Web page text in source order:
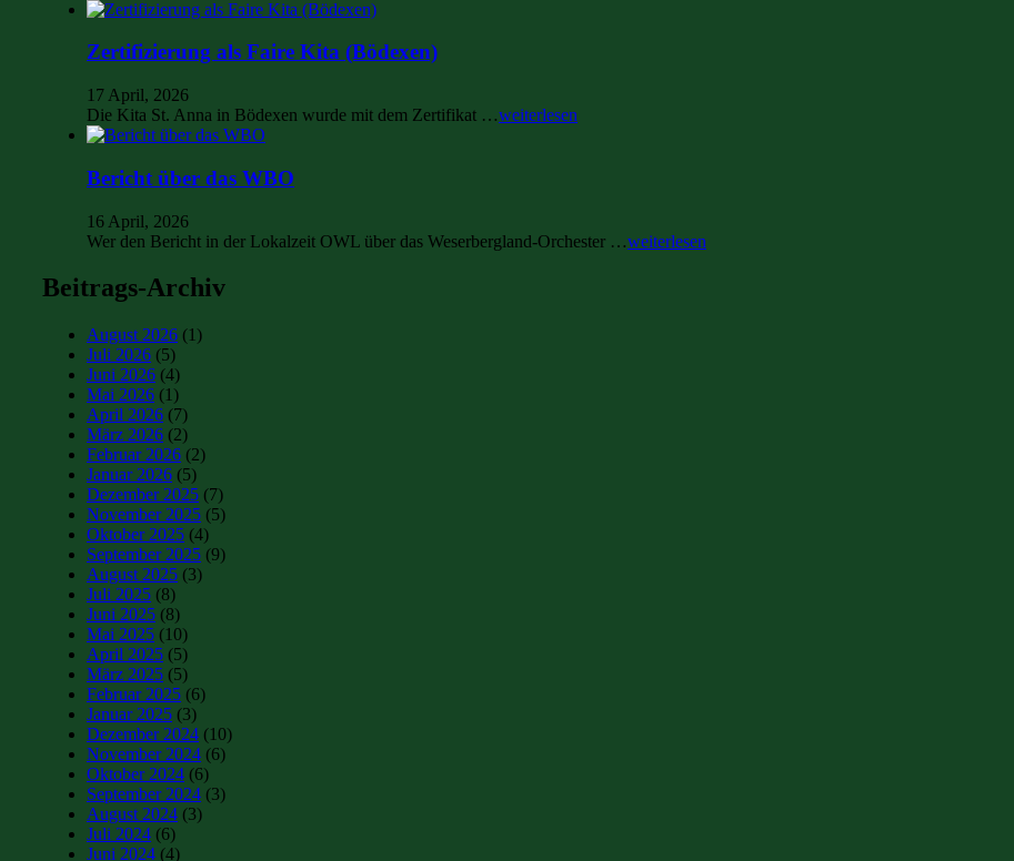
Zertifizierung als Faire Kita (Bödexen)
17 April, 2026
Die Kita St. Anna in Bödexen wurde mit dem Zertifikat …weiterlesen
Bericht über das WBO
16 April, 2026
Wer den Bericht in der Lokalzeit OWL über das Weserbergland-Orchester …weiterlesen
Beitrags-Archiv
August 2026 (1)
Juli 2026 (5)
Juni 2026 (4)
Mai 2026 (1)
April 2026 (7)
März 2026 (2)
Februar 2026 (2)
Januar 2026 (5)
Dezember 2025 (7)
November 2025 (5)
Oktober 2025 (4)
September 2025 (9)
August 2025 (3)
Juli 2025 (8)
Juni 2025 (8)
Mai 2025 (10)
April 2025 (5)
März 2025 (5)
Februar 2025 (6)
Januar 2025 (3)
Dezember 2024 (10)
November 2024 (6)
Oktober 2024 (6)
September 2024 (3)
August 2024 (3)
Juli 2024 (6)
Juni 2024 (4)